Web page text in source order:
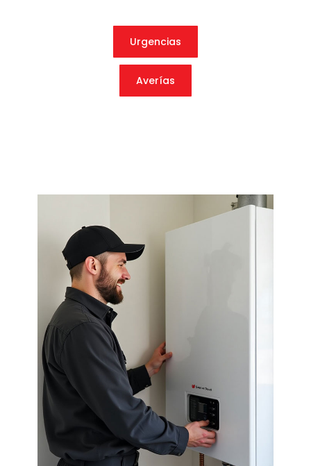
Urgencias
Averías